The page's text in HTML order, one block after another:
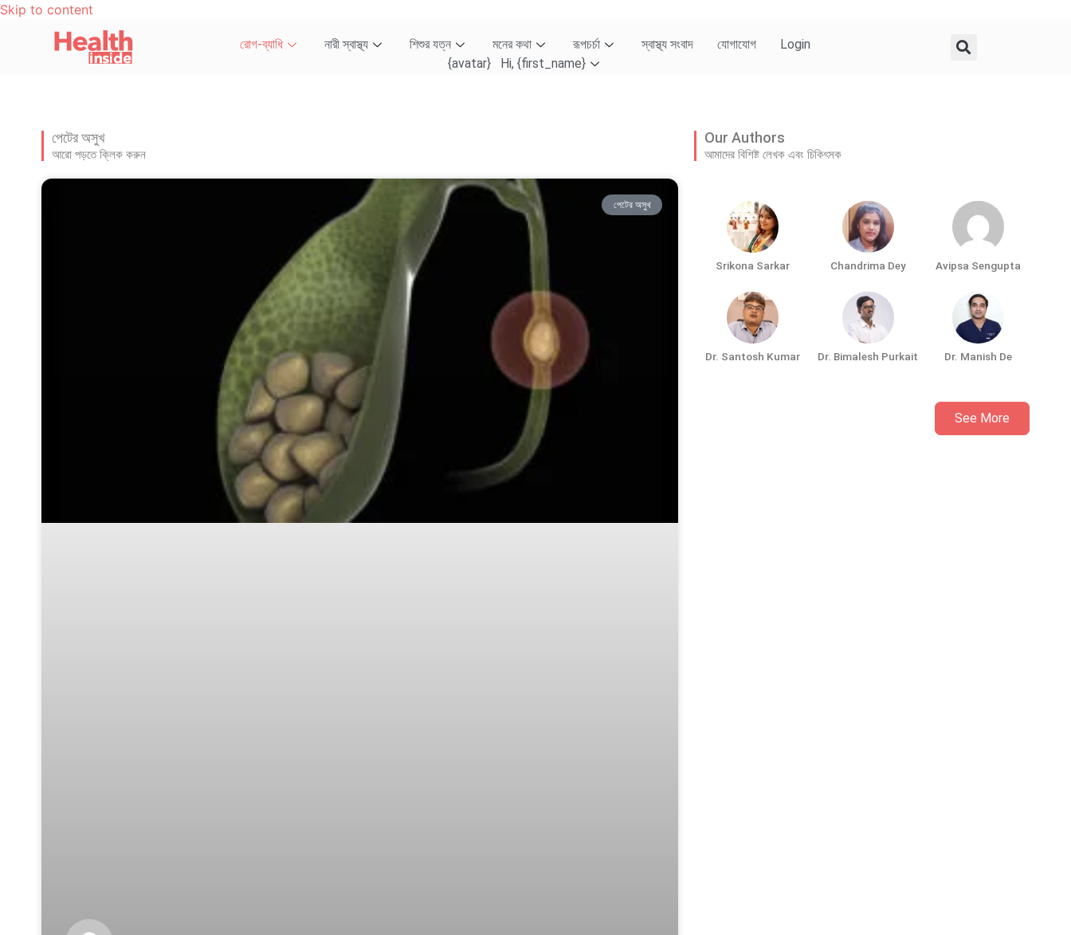
Skip to content
রোগ-ব্যাধি নারী স্বাস্থ্য শিশুর যত্ন মনের কথা রূপচর্চা স্বাস্থ্য সংবাদ যোগাযোগ
Login
{avatar} Hi, {first_name}
পেটের অসুখ
আরো পড়তে ক্লিক করুন
পেটের অসুখ
Our Authors
আমাদের বিশিষ্ট লেখক এবং চিকিৎসক
Srikona Sarkar Chandrima Dey Avipsa Sengupta
Dr. Santosh Kumar Dr. Bimalesh Purkait Dr. Manish De
See More